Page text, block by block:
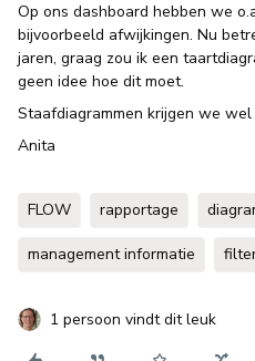
Op ons dashboard hebben we
bijvoorbeeld afwijkingen. Nu
jaren, graag zou ik een
geen idee hoe dit moet.
Staafdiagrammen krijgen we
Anita
FLOW rapportage
management informatie
1 persoon vindt dit leuk